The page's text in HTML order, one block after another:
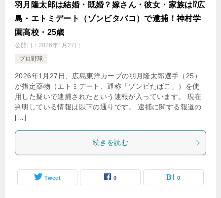
羽月隆太郎は結婚・既婚？嫁さん・彼女・家族は⁉広
島・エトミデート（ゾンビタバコ）で逮捕！神村学
園高校・25歳
公開日： 2026年1月27日
プロ野球
2026年1月27日、広島東洋カープの羽月隆太郎選手（25）
が指定薬物（エトミデート、通称「ゾンビたばこ」）を使
用した疑いで逮捕されたという速報が入っています。 現在
判明している情報は以下の通りです。 逮捕に関する報道の
[…]
続きを読む
Tweet 0 0